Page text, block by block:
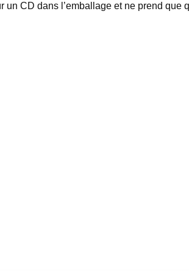
CD dans l’emballage et ne prend que